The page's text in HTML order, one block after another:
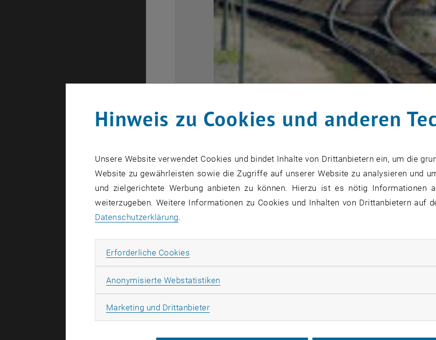
Logo
Die globale Wirtschaftskrise setzt die PraktikerInnen auf den
einleitenden Referaten zur Situation in Europa, werden
Hinweis zu Cookies und anderen
Unsere Website verwendet Cookies und bindet Inhalte von Drittanbietern ein, um die
Website zu gewährleisten sowie die Zugriffe auf unserer Website zu analysieren und
und zielgerichtete Werbung anbieten zu können. Hierzu ist es nötig Informationen
weiterzugeben. Weitere Informationen zu Cookies und Inhalten von Drittanbietern auf
Datenschutzerklärung.
Erforderliche Cookies
Anonymisierte Webstatistiken
Marketing und DrittanbieterMarketing Cookies zulassen